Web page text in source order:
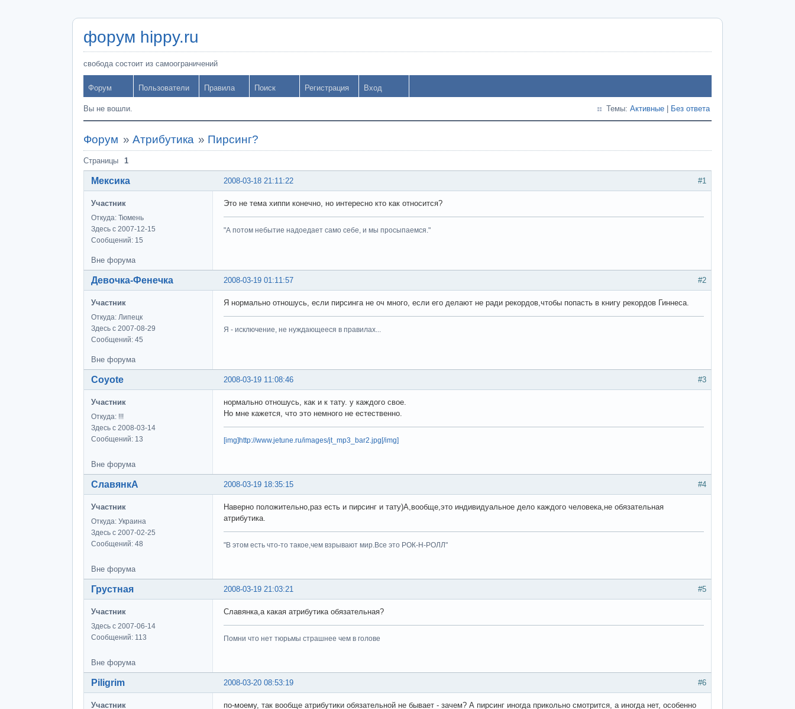
форум hippy.ru
свобода состоит из самоограничений
Форум Пользователи Правила Поиск Регистрация Вход
Вы не вошли. Темы: Активные Без ответа
Форум » Атрибутика » Пирсинг?
Страницы 1
#1
2008-03-18 21:11:22
Мексика
Участник
Откуда: Тюмень
Здесь с 2007-12-15
Сообщений: 15
Это не тема хиппи конечно, но интересно кто как относится?
"А потом небытие надоедает само себе, и мы просыпаемся."
Вне форума
#2
2008-03-19 01:11:57
Девочка-Фенечка
Участник
Откуда: Липецк
Здесь с 2007-08-29
Сообщений: 45
Я нормально отношусь, если пирсинга не оч много, если его делают не ради рекордов,чтобы попасть в книгу рекордов Гиннеса.
Я - исключение, не нуждающееся в правилах...
Вне форума
#3
2008-03-19 11:08:46
Coyote
Участник
Откуда: !!!
Здесь с 2008-03-14
Сообщений: 13
нормально отношусь, как и к тату. у каждого свое.
Но мне кажется, что это немного не естественно.
[img]http://www.jetune.ru/images/jt_mp3_bar2.jpg[/img]
Вне форума
#4
2008-03-19 18:35:15
СлавянкА
Участник
Откуда: Украина
Здесь с 2007-02-25
Сообщений: 48
Наверно положительно,раз есть и пирсинг и тату)А,вообще,это индивидуальное дело каждого человека,не обязательная
атрибутика.
"В этом есть что-то такое,чем взрывают мир.Все это РОК-Н-РОЛЛ"
Вне форума
#5
2008-03-19 21:03:21
Грустная
Участник
Здесь с 2007-06-14
Сообщений: 113
Славянка,а какая атрибутика обязательная?
Помни что нет тюрьмы страшнее чем в голове
Вне форума
#6
2008-03-20 08:53:19
Piligrim
Участник
по-моему, так вообще атрибутики обязательной не бывает - зачем? А пирсинг иногда прикольно смотрится, а иногда нет, особенно